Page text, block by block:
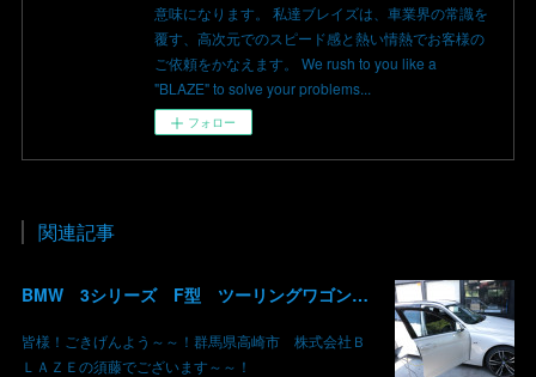
意味になります。 私達ブレイズは、車業界の常識を
覆す、高次元でのスピード感と熱い情熱でお客様の
ご依頼をかなえます。 We rush to you like a
"BLAZE" to solve your problems...
フォロー
関連記事
BMW 3シリーズ F型 ツーリングワゴン コーディング デイライト 有効化 群馬 高崎
皆様！ごきげんよう～～！群馬県高崎市 株式会社Ｂ
ＬＡＺＥの須藤でございます～～！